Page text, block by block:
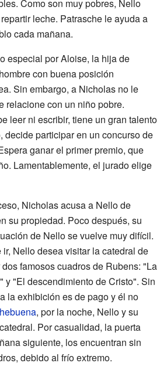
Como son muy pobres, Nello
leche. Patrasche le ayuda a
cada mañana.
especial por Aloise, la hija de
con buena posición
Sin embargo, a Nicholas no le
relacione con un niño pobre.
leer ni escribir, tiene un gran talento
decide participar en un concurso de
ganar el primer premio, que
Lamentablemente, el jurado elige
Nicholas acusa a Nello de
su propiedad. Poco después, su
de Nello se vuelve muy difícil.
Nello desea visitar la catedral de
famosos cuadros de Rubens: "La
y "El descendimiento de Cristo". Sin
la exhibición es de pago y él no
, por la noche, Nello y su
Por casualidad, la puerta
siguiente, los encuentran sin
debido al frío extremo.